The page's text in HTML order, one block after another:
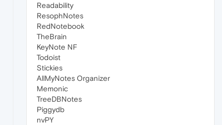
Readability
ResophNotes
RedNotebook
TheBrain
KeyNote NF
Todoist
Stickies
AllMyNotes Organizer
Memonic
TreeDBNotes
Piggydb
nvPY